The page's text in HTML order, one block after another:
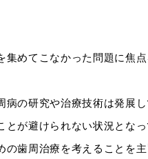
めてこなかった問題に焦
の研究や治療技術は発展
が避けられない状況とな
歯周治療を考えることを